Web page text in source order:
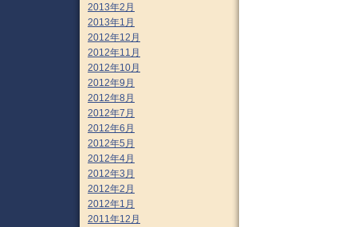
2013年2月
2013年1月
2012年12月
2012年11月
2012年10月
2012年9月
2012年8月
2012年7月
2012年6月
2012年5月
2012年4月
2012年3月
2012年2月
2012年1月
2011年12月